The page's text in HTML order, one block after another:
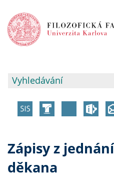
Zápisy z
děkana